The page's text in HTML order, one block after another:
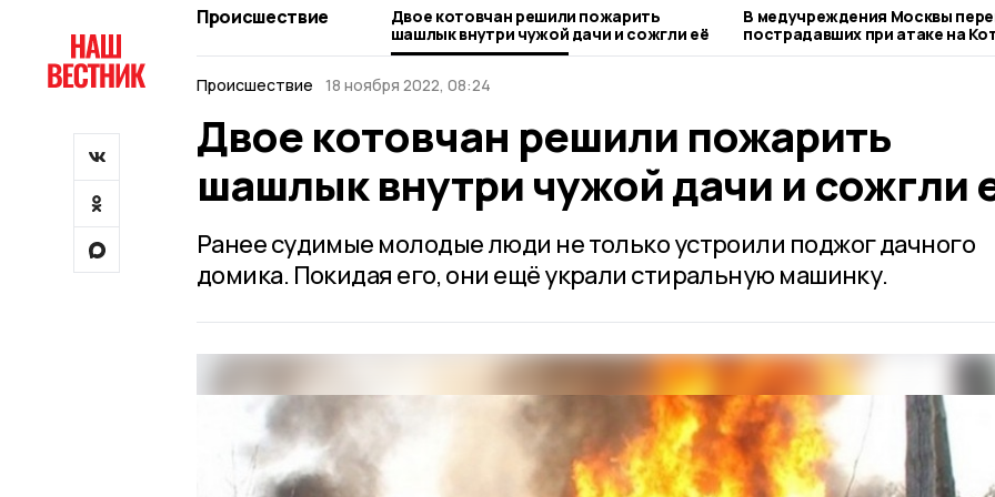
Происшествие
Двое котовчан решили пожарить
шашлык внутри чужой дачи и сожгли её
В медучреждения Москвы
пострадавших при атаке на
БПЛА
Происшествие 18 ноября 2022, 08:24
Двое котовчан решили пожарить
шашлык внутри чужой дачи и сожгли
Ранее судимые молодые люди не только устроили поджог дачного
домика. Покидая его, они ещё украли стиральную машинку.